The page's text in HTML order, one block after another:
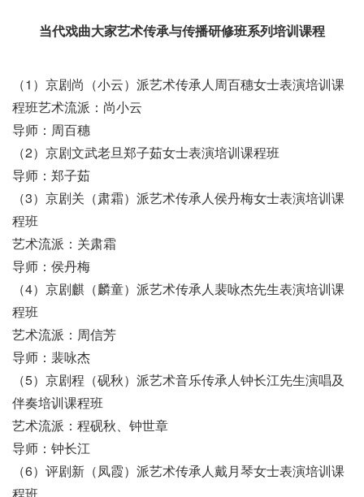
当代戏曲大家艺术传承与传播研修班系列培训课程
（1）京剧尚（小云）派艺术传承人周百穗女士表演培训课
程班艺术流派：尚小云
导师：周百穗
（2）京剧文武老旦郑子茹女士表演培训课程班
导师：郑子茹
（3）京剧关（肃霜）派艺术传承人侯丹梅女士表演培训课
程班
艺术流派：关肃霜
导师：侯丹梅
（4）京剧麒（麟童）派艺术传承人裴咏杰先生表演培训课
程班
艺术流派：周信芳
导师：裴咏杰
（5）京剧程（砚秋）派艺术音乐传承人钟长江先生演唱及
伴奏培训课程班
艺术流派：程砚秋、钟世章
导师：钟长江
（6）评剧新（凤霞）派艺术传承人戴月琴女士表演培训课